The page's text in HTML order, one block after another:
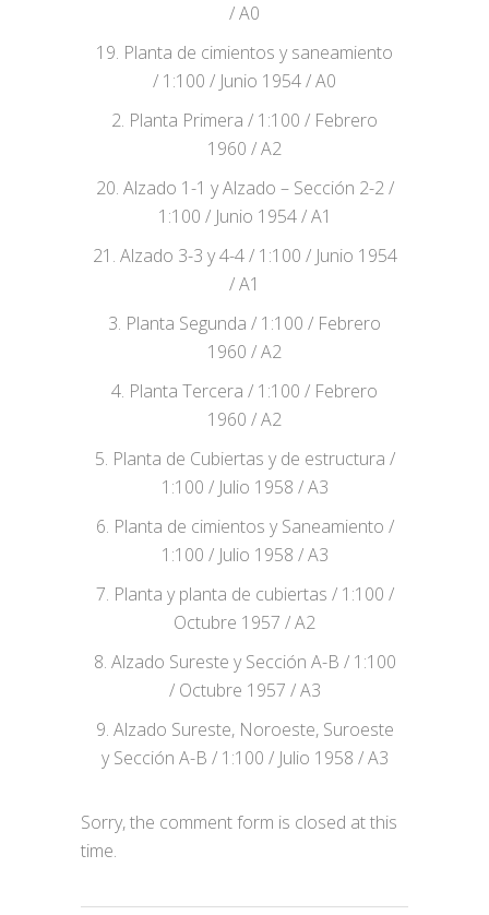
/ A0
19. Planta de cimientos y saneamiento
/ 1:100 / Junio 1954 / A0
2. Planta Primera / 1:100 / Febrero
1960 / A2
20. Alzado 1-1 y Alzado – Sección 2-2 /
1:100 / Junio 1954 / A1
21. Alzado 3-3 y 4-4 / 1:100 / Junio 1954
/ A1
3. Planta Segunda / 1:100 / Febrero
1960 / A2
4. Planta Tercera / 1:100 / Febrero
1960 / A2
5. Planta de Cubiertas y de estructura /
1:100 / Julio 1958 / A3
6. Planta de cimientos y Saneamiento /
1:100 / Julio 1958 / A3
7. Planta y planta de cubiertas / 1:100 /
Octubre 1957 / A2
8. Alzado Sureste y Sección A-B / 1:100
/ Octubre 1957 / A3
9. Alzado Sureste, Noroeste, Suroeste
y Sección A-B / 1:100 / Julio 1958 / A3
Sorry, the comment form is closed at this
time.